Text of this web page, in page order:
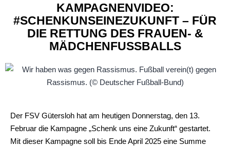
KAMPAGNENVIDEO:
#SCHENKUNSEINEZUKUNFT – FÜR
DIE RETTUNG DES FRAUEN- &
MÄDCHENFUSSBALLS
Der FSV Gütersloh hat am heutigen Donnerstag, den 13.
Februar die Kampagne „Schenk uns eine Zukunft“ gestartet.
Mit dieser Kampagne soll bis Ende April 2025 eine Summe